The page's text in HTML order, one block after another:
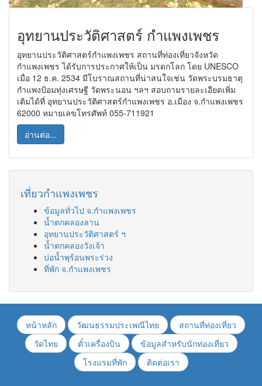
อุทยานประวัติศาสตร์ กำแพงเพชร
อุทยานประวัติศาสตร์กำแพงเพชร สถานที่ท่องเที่ยวจังหวัด
กำแพงเพชร ได้รับการประกาศให้เป็น มรดกโลก โดย UNESCO
เมื่อ 12 ธ.ค. 2534 มีโบราณสถานที่น่าสนใจเช่น วัดพระบรมธาตุ
กำแพงป้อมทุ่งเศรษฐี วัดพระนอน ฯลฯ สอบถามรายละเอียดเพิ่ม
เติมได้ที่ อุทยานประวัติศาสตร์กำแพงเพชร อ.เมือง จ.กำแพงเพชร
62000 หมายเลขโทรศัพท์ 055-711921
อ่านต่อ...
เที่ยวกำแพงเพชร
ข้อมูลทั่วไป จ.กำแพงเพชร
น้ำตกคลองลาน
อุทยานประวัติศาสตร์ ฯ
น้ำตกคลองวังเจ้า
บ่อน้ำพุร้อนพระร่วง
ที่พัก จ.กำแพงเพชร
หน้าหลัก วัฒนธรรมประเพณีไทย
สถานที่ท่องเที่ยว
วัดไทย
ตั๋วเครื่องบิน
ข้อมูลสำหรับนักท่องเที่ยว
โรงแรมที่พัก
ติดต่อเรา